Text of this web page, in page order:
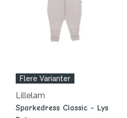
Flere Varianter
Lillelam
Sparkedress Classic - Lys